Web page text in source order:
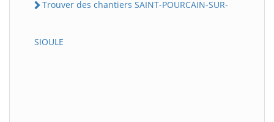
Trouver des chantiers SAINT-POURCAIN-SUR-
SIOULE